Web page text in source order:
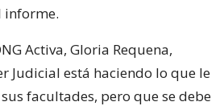
informe.
Activa, Gloria Requena,
Judicial está haciendo lo que le
facultades, pero que se debe